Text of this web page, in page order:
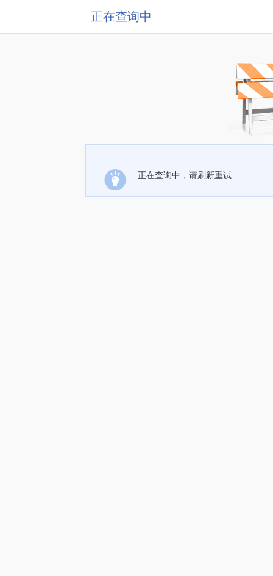
正在查询中
正在查询中，请刷新重试